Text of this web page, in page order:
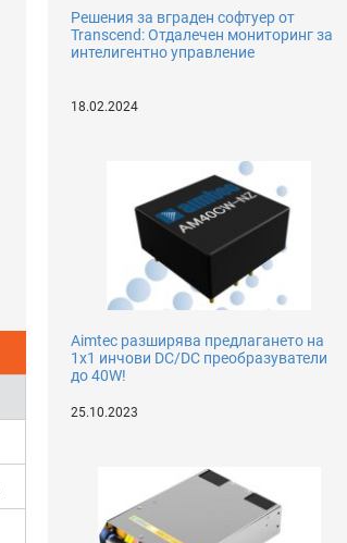
Решения за вграден софтуер от
Transcend: Отдалечен мониторинг за
интелигентно управление
18.02.2024
Aimtec разширява предлагането на
1х1 инчови DC/DC преобразуватели
до 40W!
25.10.2023